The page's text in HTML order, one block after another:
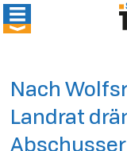
Nach
Landrat